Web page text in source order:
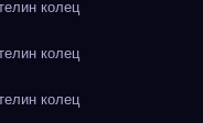
колец
колец
колец